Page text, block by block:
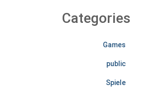
r
e
e
Categories
Games
public
Spiele